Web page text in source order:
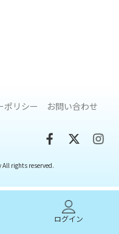
ログイン
ポリシー お問い合わせ
rights reserved.